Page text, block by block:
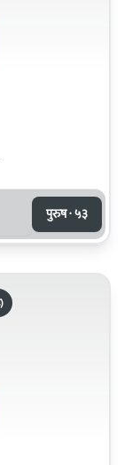
पुरुष · ५३